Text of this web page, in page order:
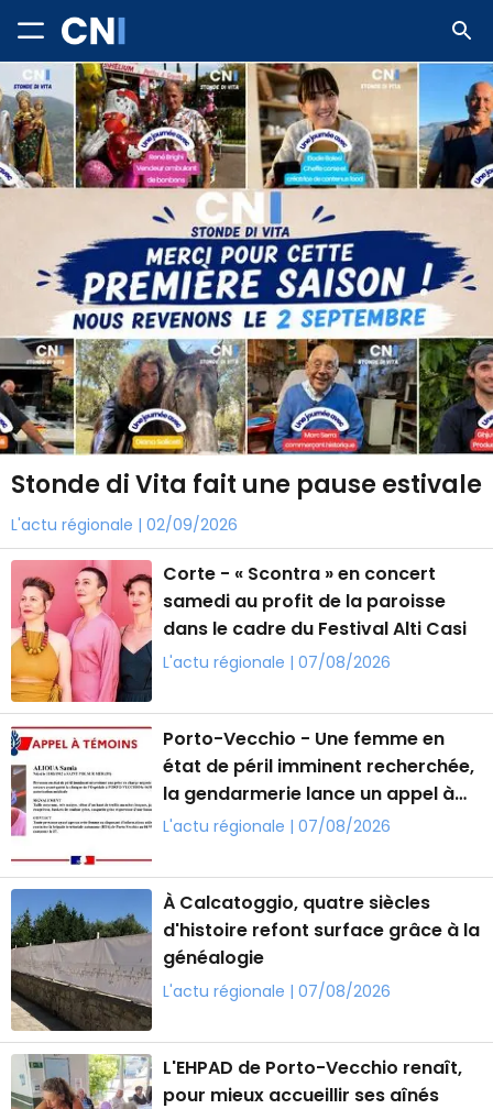
Stonde di Vita fait une pause estivale
L'actu régionale | 02/09/2026
Corte - « Scontra » en concert
samedi au profit de la paroisse
dans le cadre du Festival Alti Casi
L'actu régionale | 07/08/2026
Porto-Vecchio - Une femme en
état de péril imminent recherchée,
la gendarmerie lance un appel à
témoins
L'actu régionale | 07/08/2026
À Calcatoggio, quatre siècles
d'histoire refont surface grâce à la
généalogie
L'actu régionale | 07/08/2026
L'EHPAD de Porto-Vecchio renaît,
pour mieux accueillir ses aînés